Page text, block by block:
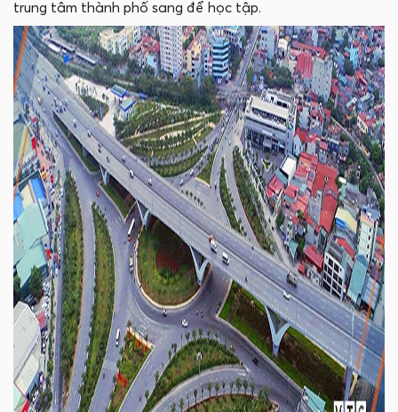
trung tâm thành phố sang để học tập.